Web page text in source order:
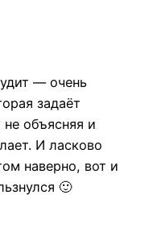
— очень
задаёт
объясняя и
И ласково
наверно, вот и
🙂